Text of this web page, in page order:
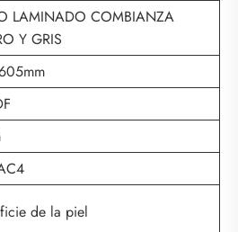
LAMINADO COMBIANZA
Y GRIS
de la piel